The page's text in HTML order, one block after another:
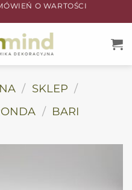
O WARTOŚCI
/ SKLEP /
/ BARI